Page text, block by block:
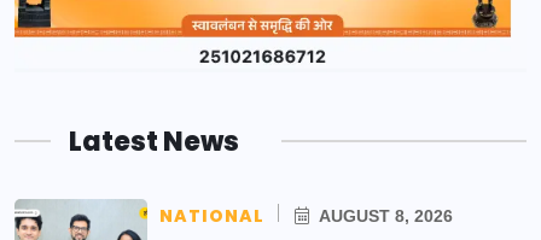
Latest News
NATIONAL AUGUST 8, 2026